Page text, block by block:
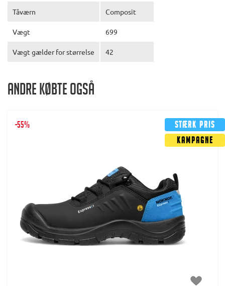
Tåværn Composit
Vægt 699
Vægt gælder for størrelse 42
Andre købte også
Stærk pris
Kampagne
-55%